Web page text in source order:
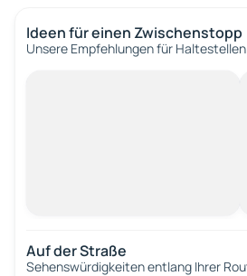
Ideen für einen Zwischenstopp
Unsere Empfehlungen für
Auf der Straße
Sehenswürdigkeiten entlang Ihrer